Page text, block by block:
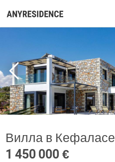
Вилла в Кефаласе
1 450 000 €